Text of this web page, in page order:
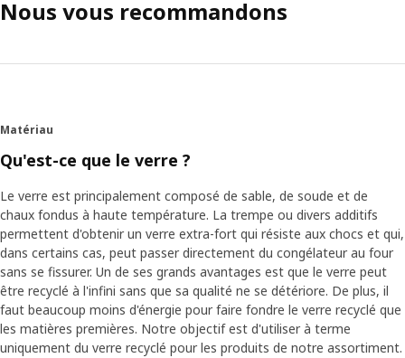
Nous vous recommandons
Matériau
Qu'est-ce que le verre ?
Le verre est principalement composé de sable, de soude et de
chaux fondus à haute température. La trempe ou divers additifs
permettent d'obtenir un verre extra-fort qui résiste aux chocs et qui,
dans certains cas, peut passer directement du congélateur au four
sans se fissurer. Un de ses grands avantages est que le verre peut
être recyclé à l'infini sans que sa qualité ne se détériore. De plus, il
faut beaucoup moins d'énergie pour faire fondre le verre recyclé que
les matières premières. Notre objectif est d'utiliser à terme
uniquement du verre recyclé pour les produits de notre assortiment.